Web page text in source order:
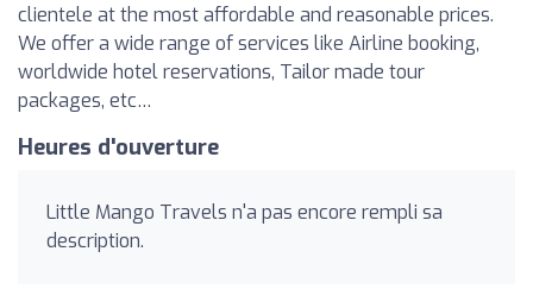
clientele at the most affordable and reasonable prices.
We offer a wide range of services like Airline booking,
worldwide hotel reservations, Tailor made tour
packages, etc…
Heures d'ouverture
Little Mango Travels n'a pas encore rempli sa
description.